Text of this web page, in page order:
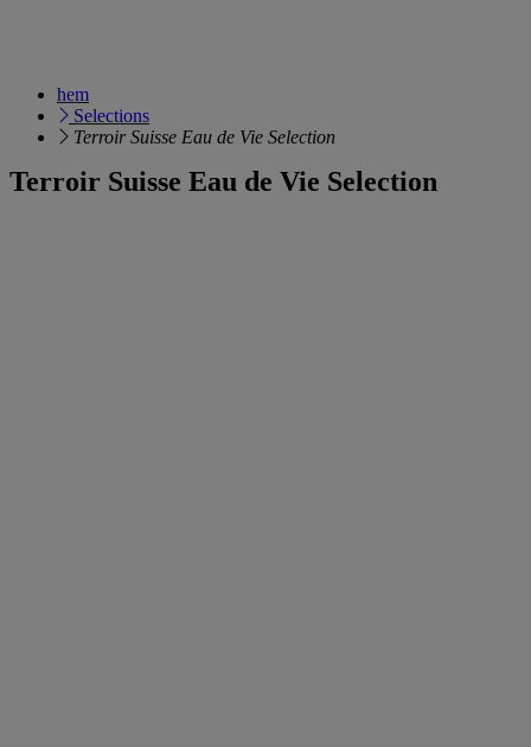
hem
Selections
Terroir Suisse Eau de Vie Selection
Terroir Suisse Eau de Vie Selection